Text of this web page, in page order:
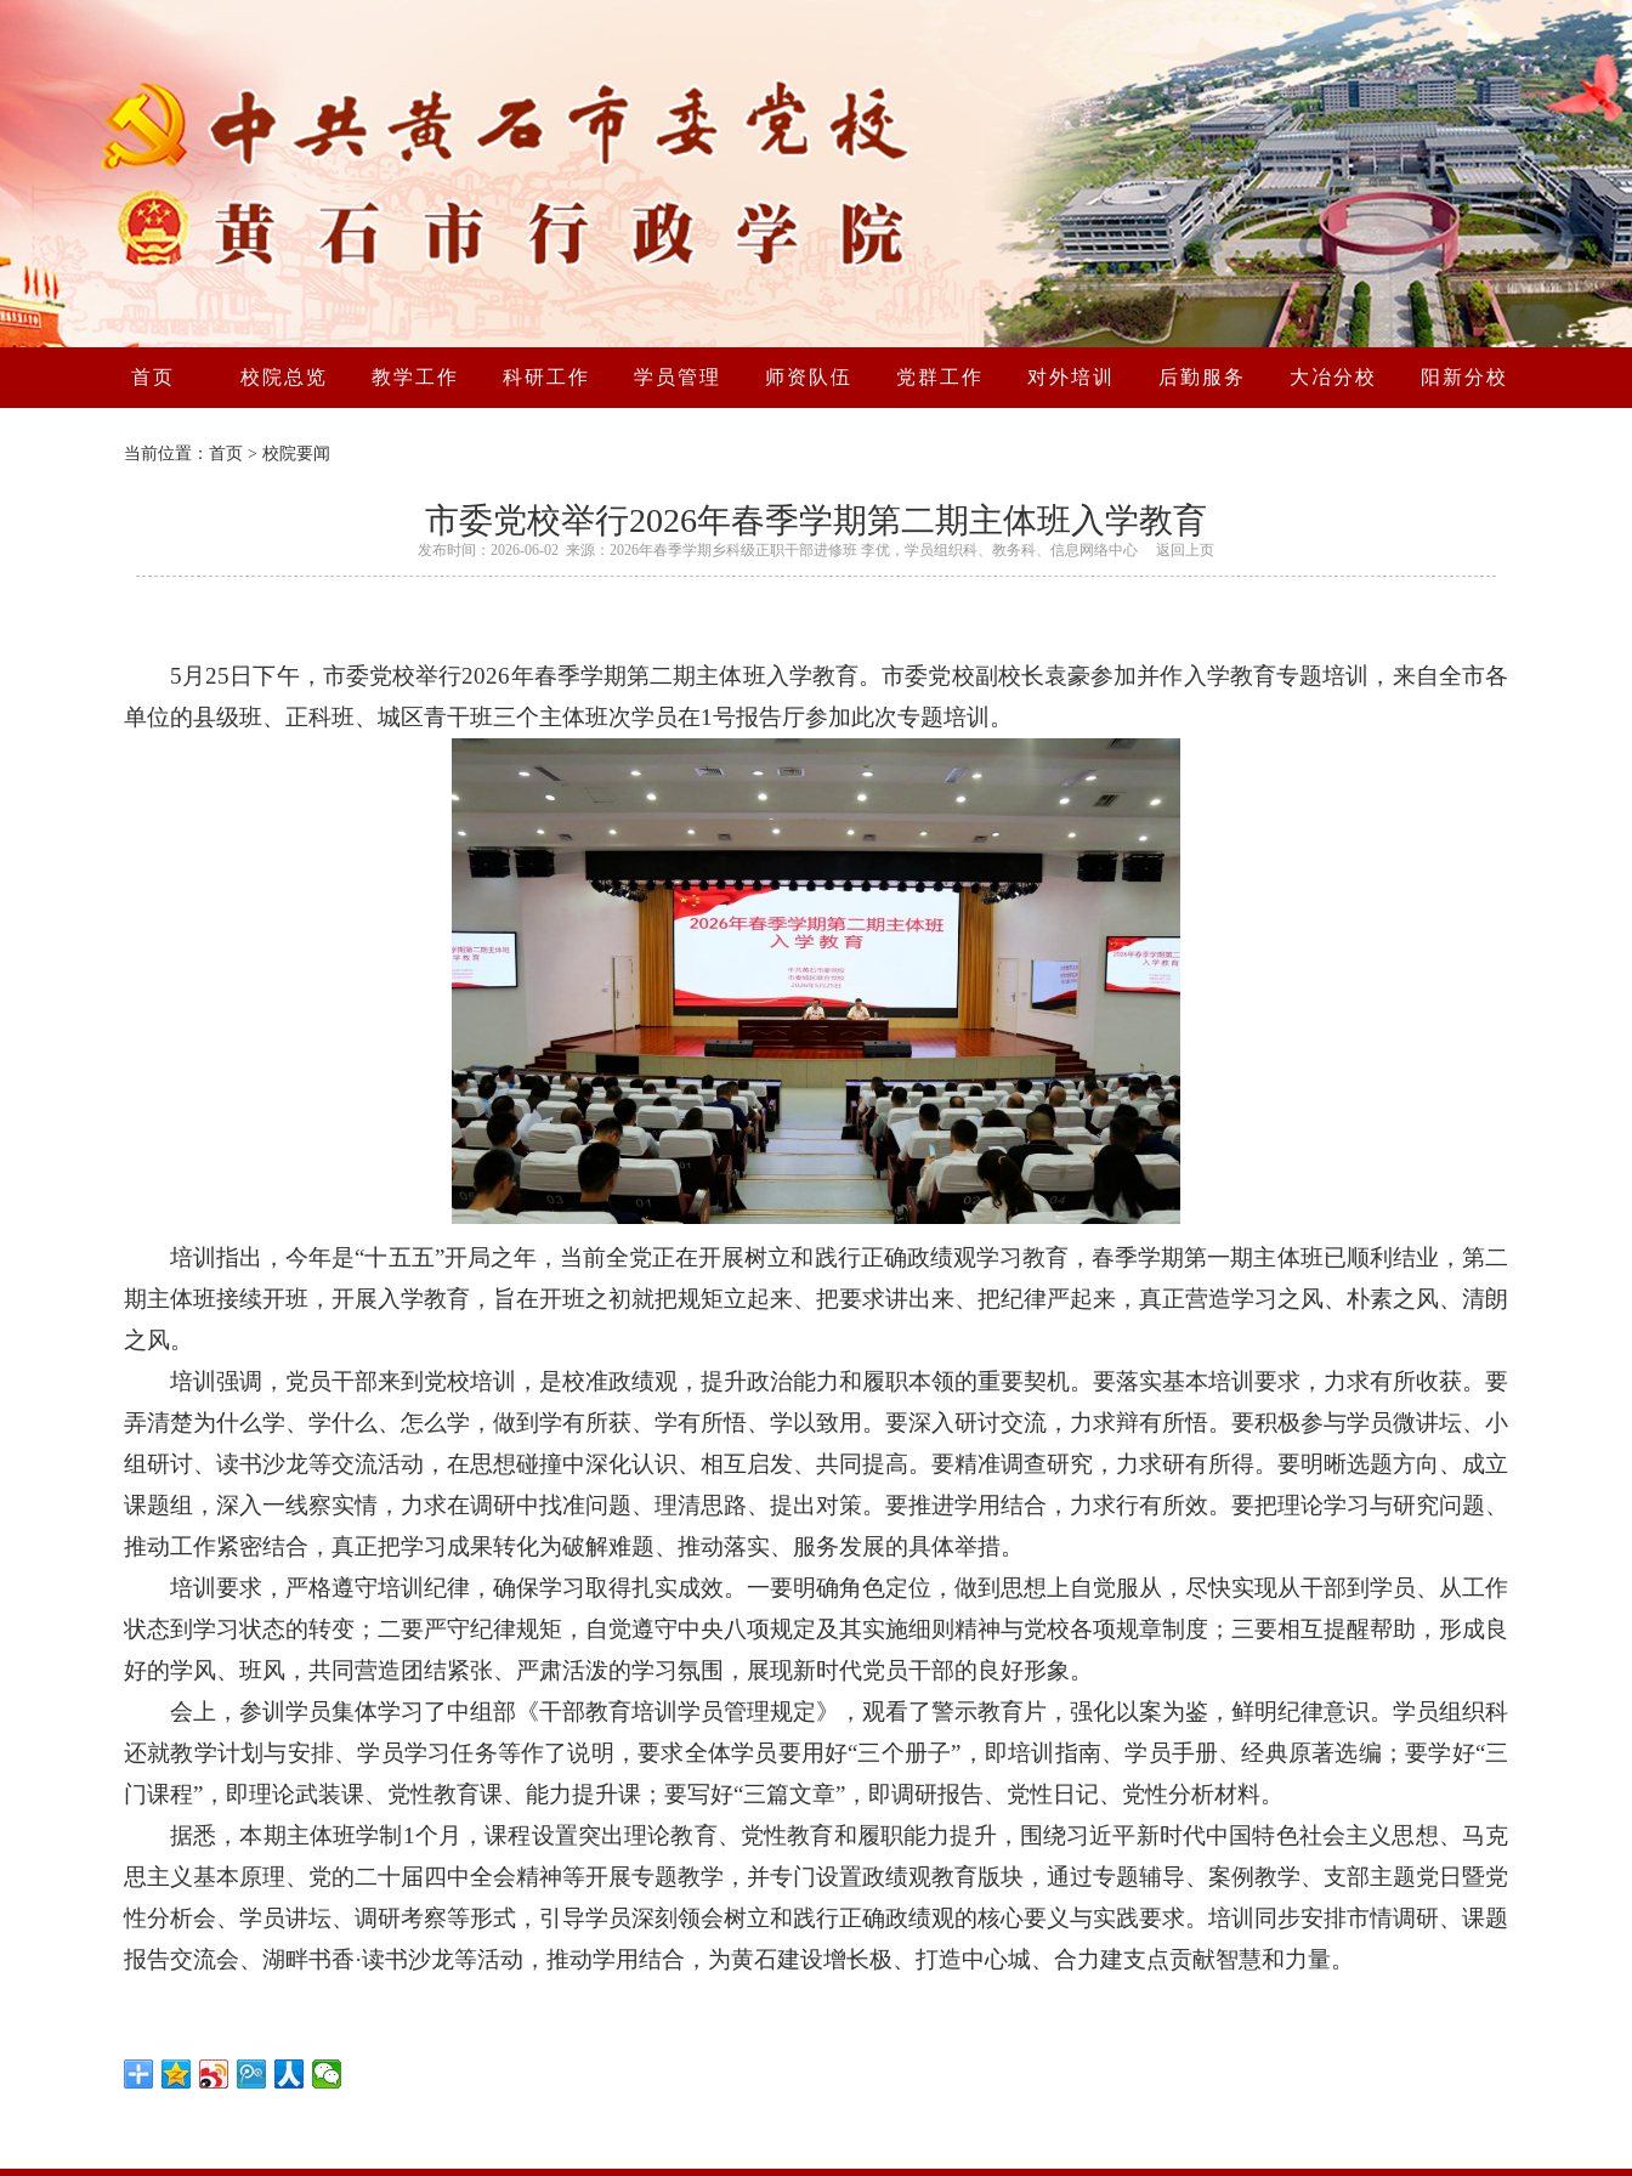
首页 校院总览 教学工作 科研工作 学员管理 师资队伍 党群工作 对外培训 后勤服务 大冶分校 阳新分校
当前位置： 首页 > 校院要闻
市委党校举行2026年春季学期第二期主体班入学教育
发布时间：2026-06-02 来源：2026年春季学期乡科级正职干部进修班 李优，学员组织科、教务科、信息网络中心 返回上页
5月25日下午，市委党校举行2026年春季学期第二期主体班入学教育。市委党校副校长袁豪参加并作入学教育专题培训，来自全市各
单位的县级班、正科班、城区青干班三个主体班次学员在1号报告厅参加此次专题培训。
培训指出，今年是“十五五”开局之年，当前全党正在开展树立和践行正确政绩观学习教育，春季学期第一期主体班已顺利结业，第二
期主体班接续开班，开展入学教育，旨在开班之初就把规矩立起来、把要求讲出来、把纪律严起来，真正营造学习之风、朴素之风、清朗
之风。
培训强调，党员干部来到党校培训，是校准政绩观，提升政治能力和履职本领的重要契机。要落实基本培训要求，力求有所收获。要
弄清楚为什么学、学什么、怎么学，做到学有所获、学有所悟、学以致用。要深入研讨交流，力求辩有所悟。要积极参与学员微讲坛、小
组研讨、读书沙龙等交流活动，在思想碰撞中深化认识、相互启发、共同提高。要精准调查研究，力求研有所得。要明晰选题方向、成立
课题组，深入一线察实情，力求在调研中找准问题、理清思路、提出对策。要推进学用结合，力求行有所效。要把理论学习与研究问题、
推动工作紧密结合，真正把学习成果转化为破解难题、推动落实、服务发展的具体举措。
培训要求，严格遵守培训纪律，确保学习取得扎实成效。一要明确角色定位，做到思想上自觉服从，尽快实现从干部到学员、从工作
状态到学习状态的转变；二要严守纪律规矩，自觉遵守中央八项规定及其实施细则精神与党校各项规章制度；三要相互提醒帮助，形成良
好的学风、班风，共同营造团结紧张、严肃活泼的学习氛围，展现新时代党员干部的良好形象。
会上，参训学员集体学习了中组部《干部教育培训学员管理规定》，观看了警示教育片，强化以案为鉴，鲜明纪律意识。学员组织科
还就教学计划与安排、学员学习任务等作了说明，要求全体学员要用好“三个册子”，即培训指南、学员手册、经典原著选编；要学好“三
门课程”，即理论武装课、党性教育课、能力提升课；要写好“三篇文章”，即调研报告、党性日记、党性分析材料。
据悉，本期主体班学制1个月，课程设置突出理论教育、党性教育和履职能力提升，围绕习近平新时代中国特色社会主义思想、马克
思主义基本原理、党的二十届四中全会精神等开展专题教学，并专门设置政绩观教育版块，通过专题辅导、案例教学、支部主题党日暨党
性分析会、学员讲坛、调研考察等形式，引导学员深刻领会树立和践行正确政绩观的核心要义与实践要求。培训同步安排市情调研、课题
报告交流会、湖畔书香·读书沙龙等活动，推动学用结合，为黄石建设增长极、打造中心城、合力建支点贡献智慧和力量。